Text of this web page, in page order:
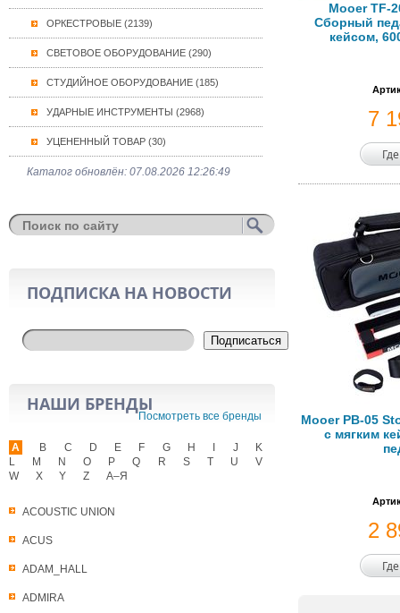
ОРКЕСТРОВЫЕ (2139)
СВЕТОВОЕ ОБОРУДОВАНИЕ (290)
СТУДИЙНОЕ ОБОРУДОВАНИЕ (185)
УДАРНЫЕ ИНСТРУМЕНТЫ (2968)
УЦЕНЕННЫЙ ТОВАР (30)
Каталог обновлён: 07.08.2026 12:26:49
ПОДПИСКА НА НОВОСТИ
Подписаться
НАШИ БРЕНДЫ
Посмотреть все бренды
A
ACOUSTIC UNION
ACUS
ADAM_HALL
ADMIRA
B C D E F G H J
K
L
M N O P Q R S T U
V
W
X Y Z А–Я
Mooer TF-
Сборный
кейсом,
7
Mooer PB-05
с мягким
2